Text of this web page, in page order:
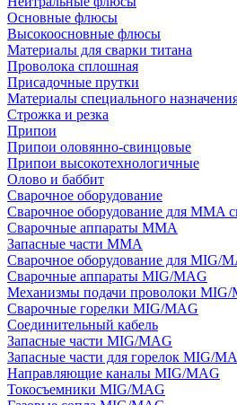
Основные флюсы
Высокоосновные флюсы
Материалы для сварки титана
Проволока сплошная
Присадочные прутки
Материалы специального
Строжка и резка
Припои
Припои оловянно-свинцовые
Припои высокотехнологичные
Олово и баббит
Сварочное оборудование
Сварочное оборудование для MMA
Сварочные аппараты MMA
Запасные части MMA
Сварочное оборудование для MIG/
Сварочные аппараты MIG/MAG
Механизмы подачи проволоки MIG/
Сварочные горелки MIG/MAG
Соединительный кабель
Запасные части MIG/MAG
Запасные части для горелок MIG/
Направляющие каналы MIG/MAG
Токосъемники MIG/MAG